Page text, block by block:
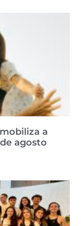
a
agosto